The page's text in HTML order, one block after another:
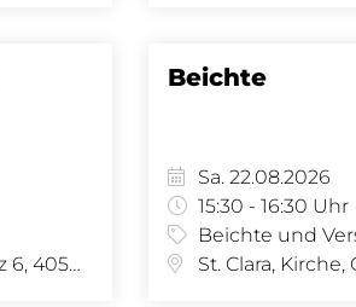
St. Clara, Kirche, Claraplatz 6, 4058 Basel
Beichte
Sa. 22.08.2026
15:30 - 16:30 Uhr